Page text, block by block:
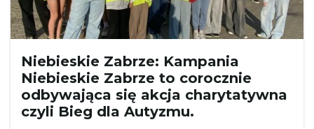
Niebieskie Zabrze: Kampania
Niebieskie Zabrze to corocznie
odbywająca się akcja charytatywna
czyli Bieg dla Autyzmu.